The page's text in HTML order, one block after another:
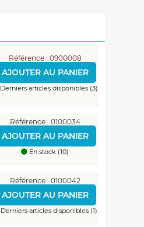
Référence : 0900008
AJOUTER AU PANIER
Derniers articles disponibles (3)
Référence : 0100034
AJOUTER AU PANIER
En stock (10)
Référence : 0100042
AJOUTER AU PANIER
Derniers articles disponibles (1)